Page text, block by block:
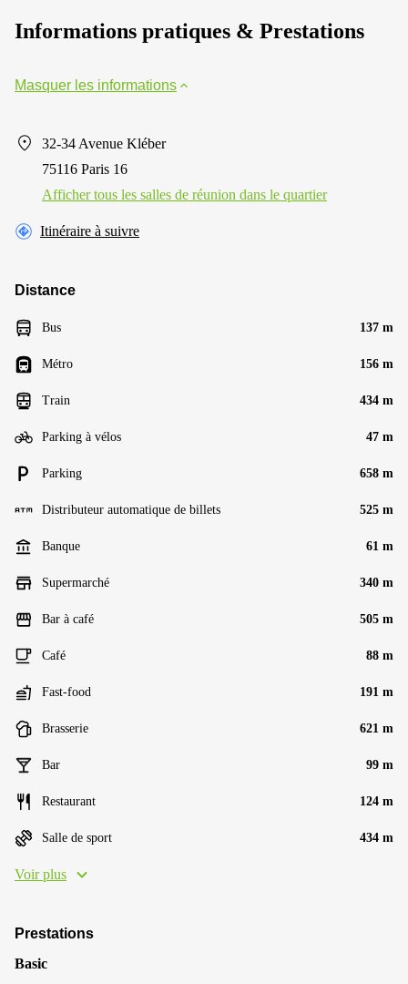
Informations pratiques & Prestations
Masquer les informations
32-34 Avenue Kléber
75116 Paris 16
Afficher tous les salles de réunion dans le quartier
Itinéraire à suivre
Distance
Bus 137 m
Métro 156 m
Train 434 m
Parking à vélos 47 m
Parking 658 m
Distributeur automatique de billets 525 m
Banque 61 m
Supermarché 340 m
Bar à café 505 m
Café 88 m
Fast-food 191 m
Brasserie 621 m
Bar 99 m
Restaurant 124 m
Salle de sport 434 m
Voir plus
Prestations
Basic